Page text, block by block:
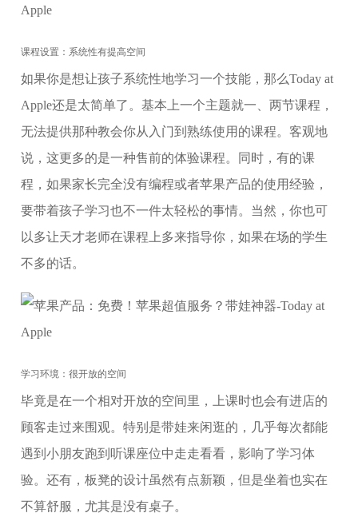
课程设置：系统性有提高空间
如果你是想让孩子系统性地学习一个技能，那么Today at
Apple还是太简单了。基本上一个主题就一、两节课程，
无法提供那种教会你从入门到熟练使用的课程。客观地
说，这更多的是一种售前的体验课程。同时，有的课
程，如果家长完全没有编程或者苹果产品的使用经验，
要带着孩子学习也不一件太轻松的事情。当然，你也可
以多让天才老师在课程上多来指导你，如果在场的学生
不多的话。
学习环境：很开放的空间
毕竟是在一个相对开放的空间里，上课时也会有进店的
顾客走过来围观。特别是带娃来闲逛的，几乎每次都能
遇到小朋友跑到听课座位中走走看看，影响了学习体
验。还有，板凳的设计虽然有点新颖，但是坐着也实在
不算舒服，尤其是没有桌子。